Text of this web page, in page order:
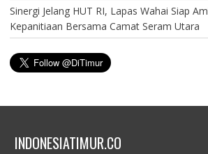
Sinergi Jelang HUT RI, Lapas Wahai Siap
Kepanitiaan Bersama Camat Seram Utara
INDONESIATIMUR.CO